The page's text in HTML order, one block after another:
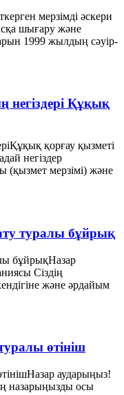
мерзімді әскери
шығару және
1999 жылдың сәуір-
Құқық
қорғау қызметі
негіздер
мерзімі) және
туралы бұйрық
бұйрықНазар
Сіздің
және әрдайым
өтініш
аударыңыз!
назарыңызды осы